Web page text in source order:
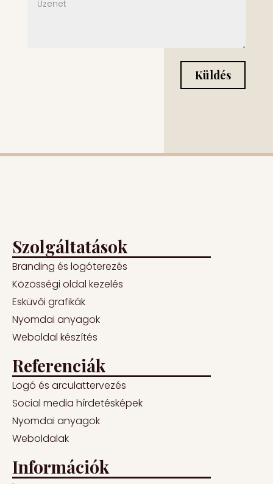
Küldés
Szolgáltatások
Branding és logóterezés
Közösségi oldal kezelés
Esküvői grafikák
Nyomdai anyagok
Weboldal készítés
Referenciák
Logó és arculattervezés
Social media hírdetésképek
Nyomdai anyagok
Weboldalak
Információk